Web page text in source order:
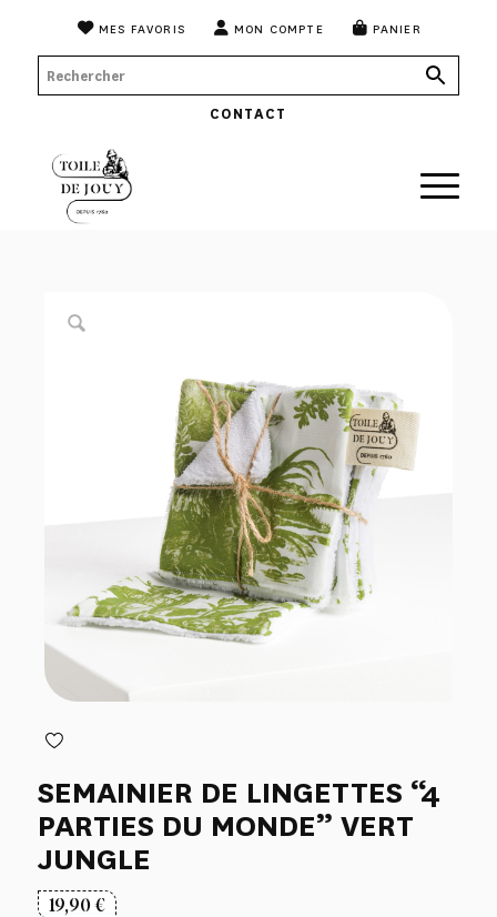
MES FAVORIS MON COMPTE PANIER
CONTACT
SEMAINIER DE LINGETTES “4
PARTIES DU MONDE” VERT
JUNGLE
19,90€